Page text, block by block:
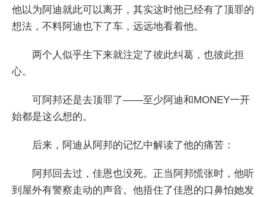
他以为阿迪就此可以离开，其实这时他已经有了顶罪的
想法，不料阿迪也下了车，远远地看着他。
两个人似乎生下来就注定了彼此纠葛，也彼此担
心。
可阿邦还是去顶罪了——至少阿迪和MONEY一开
始都是这么想的。
后来，阿迪从阿邦的记忆中解读了他的痛苦：
阿邦回去过，佳恩也没死。正当阿邦慌张时，他听
到屋外有警察走动的声音。他捂住了佳恩的口鼻怕她发